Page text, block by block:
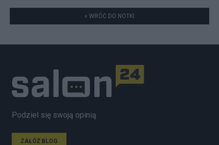
« WRÓĆ DO NOTKI
Podziel się swoją opinią
ZAŁÓŻ BLOG